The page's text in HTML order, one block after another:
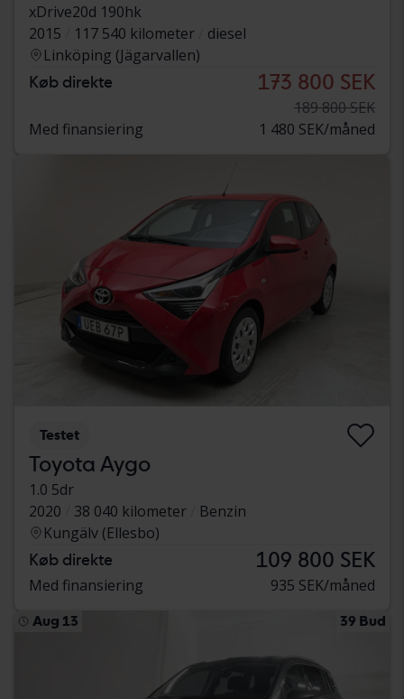
xDrive20d 190hk
2015
117 540 kilometer
diesel
Linköping (Jägarvallen)
Køb direkte 173 800 SEK
189 800 SEK
Med finansiering
1 480 SEK/måned
Testet
Toyota Aygo
1.0 5dr
2020
38 040 kilometer
Benzin
Kungälv (Ellesbo)
Køb direkte 109 800 SEK
Med finansiering 935 SEK/måned
Aug 13 39 Bud